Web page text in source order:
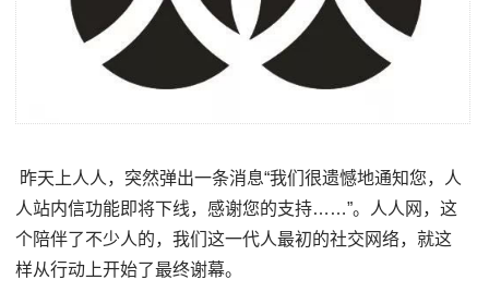
昨天上人人，突然弹出一条消息“我们很遗憾地通知您，人
人站内信功能即将下线，感谢您的支持……”。人人网，这
个陪伴了不少人的，我们这一代人最初的社交网络，就这
样从行动上开始了最终谢幕。